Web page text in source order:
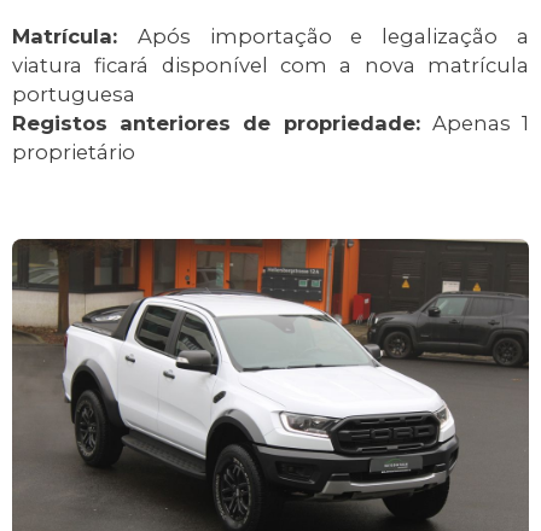
Matrícula: Após importação e legalização a
viatura ficará disponível com a nova matrícula
portuguesa
Registos anteriores de propriedade: Apenas 1
proprietário